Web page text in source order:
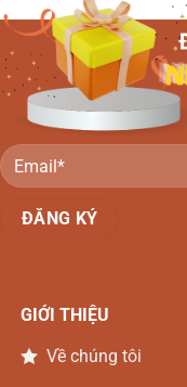
GIỚI THIỆU
Về chúng tôi